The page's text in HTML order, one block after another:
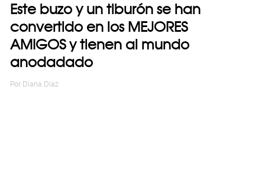
Este buzo y un tiburón se han
convertido en los MEJORES
AMIGOS y tienen al mundo
anodadado
Por Diana Diaz